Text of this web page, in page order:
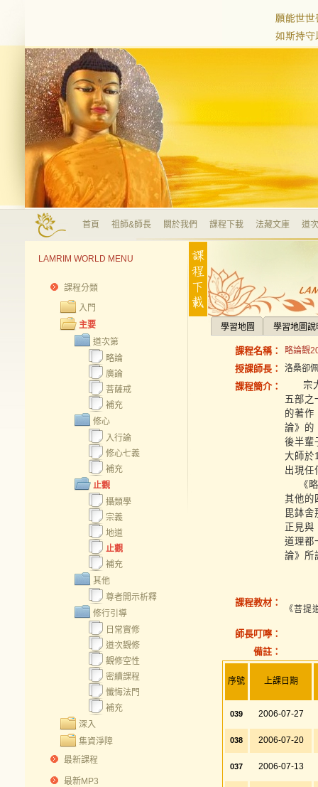
首頁 祖師&師長 關於我們 課程下載 法藏文庫 道
LAMRIM WORLD MENU
課程分類
入門
主要
道次第
略論
廣論
菩薩戒
補充
修心
入行論
修心七義
補充
止觀
攝類學
宗義
地道
止觀
補充
其他
尊者開示析釋
修行引導
日常實修
道次觀修
觀修空性
密續課程
懺悔法門
補充
深入
集資淨障
最新課程
最新MP3
學習地圖 學習地圖說
課程名稱： 略論觀
授課師長： 洛桑卻
課程簡介：
宗
五部之
的著作
論》的
後半輩
大師於
出現任
《
其他的
毘鉢
正見與
道理都
論》所
課程教材：
《菩
師長叮嚀：
備註：
序號 上課日期
039 2006-07-27
038 2006-07-20
037 2006-07-13